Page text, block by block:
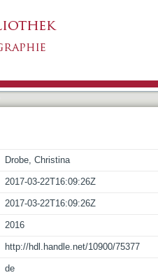
Drobe, Christina
2017-03-22T16:09:26Z
2017-03-22T16:09:26Z
2016
http://hdl.handle.net/10900/75377
de